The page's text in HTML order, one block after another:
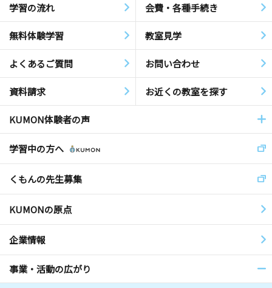
学習の流れ 会費・各種手続き
無料体験学習 教室見学
よくあるご質問 お問い合わせ
資料請求 お近くの教室を探す
KUMON体験者の声
学習中の方へ
くもんの先生募集
KUMONの原点
企業情報
事業・活動の広がり